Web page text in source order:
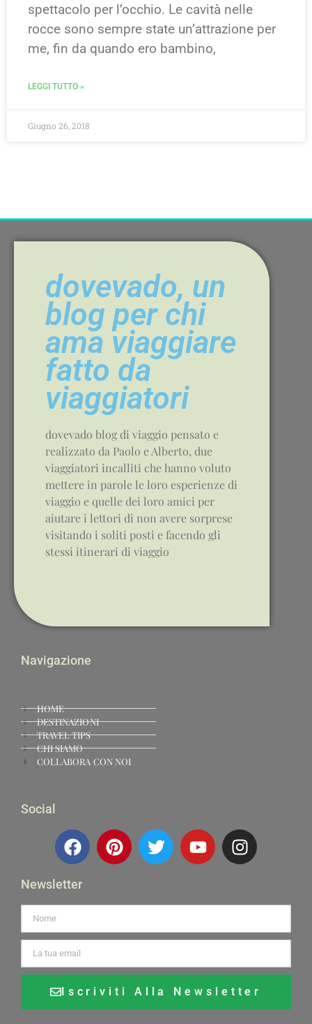
spettacolo per l’occhio. Le cavità nelle
rocce sono sempre state un’attrazione per
me, fin da quando ero bambino,
LEGGI TUTTO »
Giugno 26, 2018
dovevado, un
blog per chi
ama viaggiare
fatto da
viaggiatori
dovevado blog di viaggio pensato e
realizzato da Paolo e Alberto, due
viaggiatori incalliti che hanno voluto
mettere in parole le loro esperienze di
viaggio e quelle dei loro amici per
aiutare i lettori di non avere sorprese
visitando i soliti posti e facendo gli
stessi itinerari di viaggio
Navigazione
HOME
DESTINAZIONI
TRAVEL TIPS
CHI SIAMO
COLLABORA CON NOI
Social
Newsletter
Iscriviti Alla Newsletter